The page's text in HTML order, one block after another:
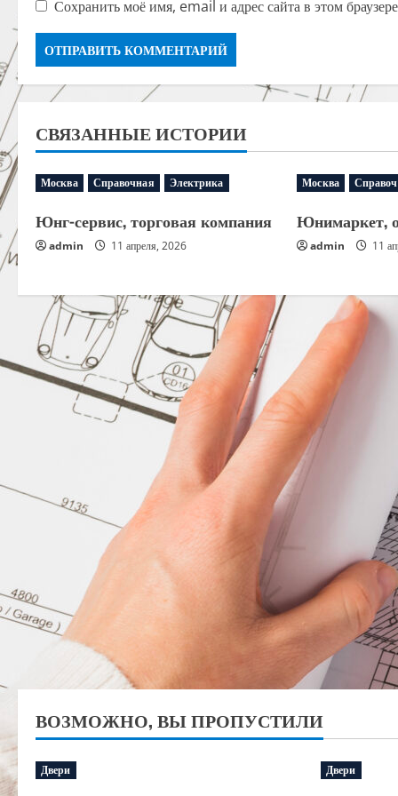
Сохранить моё имя, email и адрес сайта в этом
СВЯЗАННЫЕ ИСТОРИИ
Москва Справочная Электрика
Юнг-сервис, торговая компания
admin 11 апреля, 2026
Москва
Юнимаркет,
admin 11
ВОЗМОЖНО, ВЫ ПРОПУСТИЛИ
Двери Двери